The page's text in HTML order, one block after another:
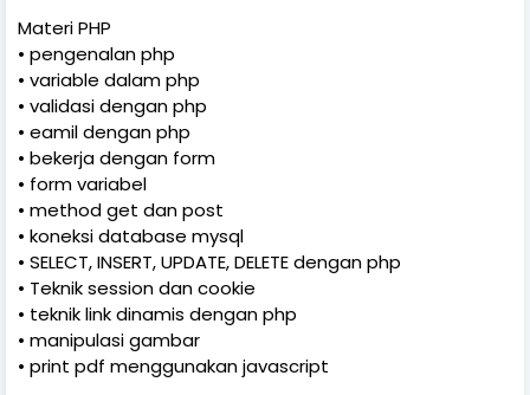
Materi PHP
• pengenalan php
• variable dalam php
• validasi dengan php
• eamil dengan php
• bekerja dengan form
• form variabel
• method get dan post
• koneksi database mysql
• SELECT, INSERT, UPDATE, DELETE dengan php
• Teknik session dan cookie
• teknik link dinamis dengan php
• manipulasi gambar
• print pdf menggunakan javascript